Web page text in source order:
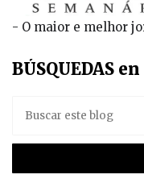
- O maior e melhor
BÚSQUEDAS